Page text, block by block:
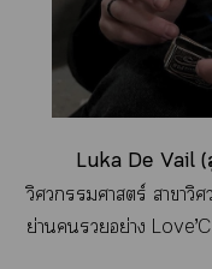
Luka De Vail (
วิศวกรรมศาสตร์ าาวิ
ย่านอย่าง